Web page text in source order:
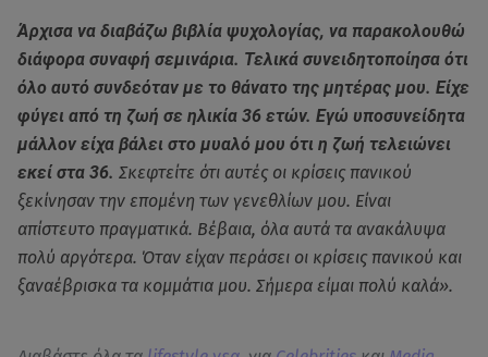
Άρχισα να διαβάζω βιβλία ψυχολογίας, να παρακολουθώ
διάφορα συναφή σεμινάρια. Τελικά συνειδητοποίησα ότι
όλο αυτό συνδεόταν με το θάνατο της μητέρας μου. Είχε
φύγει από τη ζωή σε ηλικία 36 ετών. Εγώ υποσυνείδητα
μάλλον είχα βάλει στο μυαλό μου ότι η ζωή τελειώνει
εκεί στα 36. Σκεφτείτε ότι αυτές οι κρίσεις πανικού
ξεκίνησαν την επομένη των γενεθλίων μου. Είναι
απίστευτο πραγματικά. Βέβαια, όλα αυτά τα ανακάλυψα
πολύ αργότερα. Όταν είχαν περάσει οι κρίσεις πανικού και
ξαναέβρισκα τα κομμάτια μου. Σήμερα είμαι πολύ καλά».